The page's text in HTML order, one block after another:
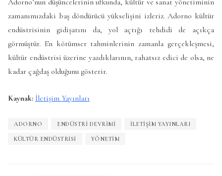
Adorno’nun düşüncelerinin ufkunda, kültür ve sanat yönetiminin
zamanımızdaki baş döndürücü yükselişini izleriz. Adorno kültür
endüstrisinin gidişatını da, yol açtığı tehdidi de açıkça
görmüştür. En kötümser tahminlerinin zamanla gerçekleşmesi,
kültür endüstrisi üzerine yazdıklarının, rahatsız edici de olsa, ne
kadar çağdaş olduğunu gösterir.
Kaynak: İletişim Yayınları
ADORNO ENDÜSTRI DEVRIMI İLETIŞIM YAYINLARI
KÜLTÜR ENDÜSTRISI YÖNETIM